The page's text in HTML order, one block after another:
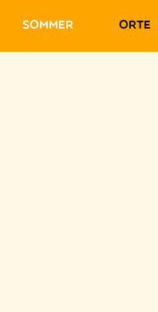
Sommer Orte